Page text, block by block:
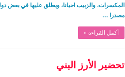
المكسرات، والزبيب احيانا، ويطلق عليها في بعض
مصدرا …
أكمل القراءة »
تحضير الأرز البني